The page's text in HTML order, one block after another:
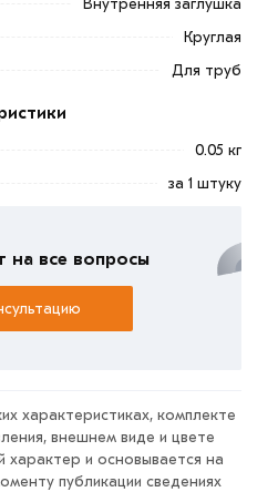
трубах. Размеры
а на наружной поверхности
такая конструкция
многих лет.
из пластика.
действительны в Москве и
менеджеры
с Вами для согласования
качества. Возврат
7 дней (наличие чека
Внутренняя заглушка
Круглая
Для труб
0.05 кг
за 1 штуку
на все вопросы
характеристиках, комплекте
внешнем виде и цвете
характер и основывается на
публикации сведениях